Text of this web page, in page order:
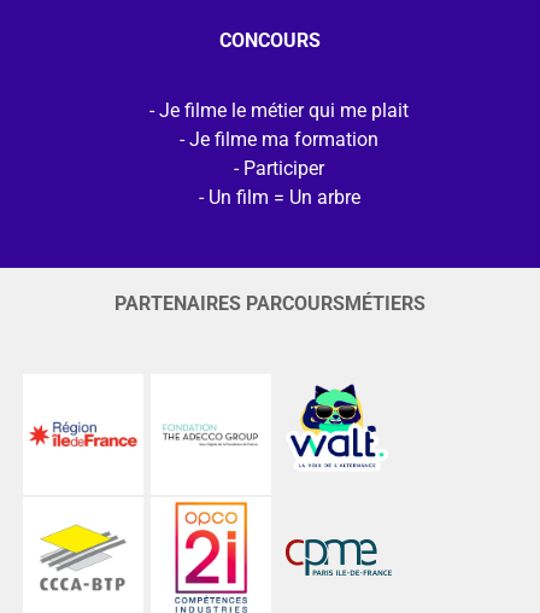
CONCOURS
Je filme le métier qui me plait
Je filme ma formation
Participer
Un film = Un arbre
PARTENAIRES PARCOURSMÉTIERS